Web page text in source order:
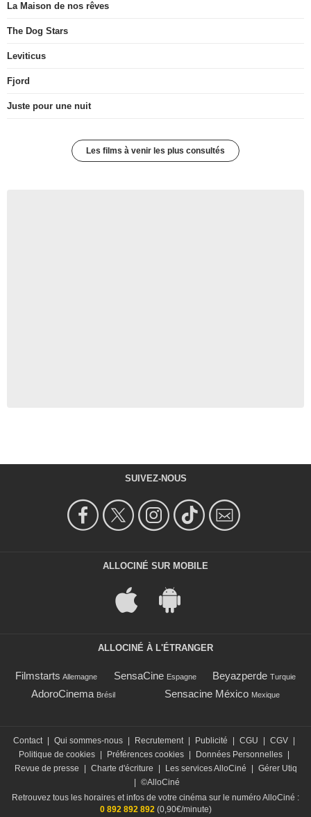
La Maison de nos rêves
The Dog Stars
Leviticus
Fjord
Juste pour une nuit
Les films à venir les plus consultés
SUIVEZ-NOUS
ALLOCINÉ SUR MOBILE
ALLOCINÉ À L'ÉTRANGER
Filmstarts Allemagne SensaCine Espagne Beyazperde Turquie
AdoroCinema Brésil Sensacine México Mexique
Contact Qui sommes-nous Recrutement Publicité CGU CGV
Politique de cookies
Préférences cookies Données Personnelles
Revue de presse
Charte d'écriture Les services AlloCiné
Gérer Utiq
©AlloCiné
Retrouvez tous les horaires et infos de votre cinéma sur le numéro AlloCiné :
0 892 892 892(0,90€/minute)